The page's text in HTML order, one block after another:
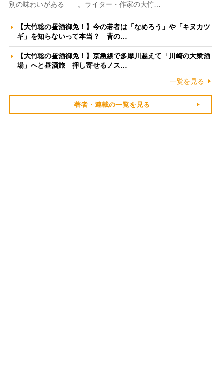
別の味わいがある――。ライター・作家の大竹…
【大竹聡の昼酒御免！】今の若者は「なめろう」や「キヌカツ
ギ」を知らないって本当？ 昔の…
【大竹聡の昼酒御免！】京急線で多摩川越えて「川崎の大衆酒
場」へと昼酒旅 押し寄せるノス…
一覧を見る
著者・連載の一覧を見る